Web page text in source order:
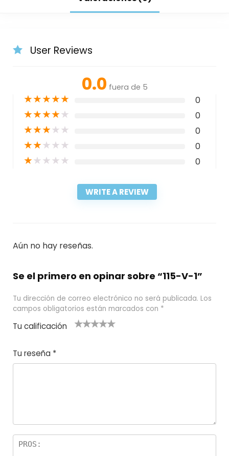
User Reviews
0.0 fuera de 5
★★★★★ 0
★★★★★ 0
★★★★★ 0
★★★★★ 0
★★★★★ 0
WRITE A REVIEW
Aún no hay reseñas.
Se el primero en opinar sobre “115-V-1”
Tu dirección de correo electrónico no será publicada. Los
campos obligatorios están marcados con *
Tu calificación
e
el
5
las
s
Tu reseña *